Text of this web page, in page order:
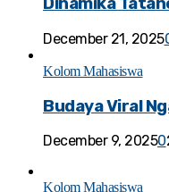
December 21, 2025
Kolom Mahasiswa
Budaya Viral
December 9, 20250
Kolom Mahasiswa